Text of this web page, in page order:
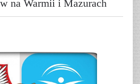
na Warmii i Mazurach